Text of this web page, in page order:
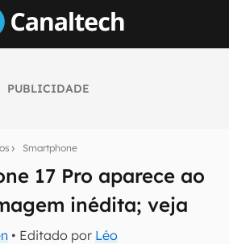
PUBLICIDADE
Smartphone
17 Pro aparece ao
inédita; veja
• Editado por Léo
sobre tecnologia em primeira